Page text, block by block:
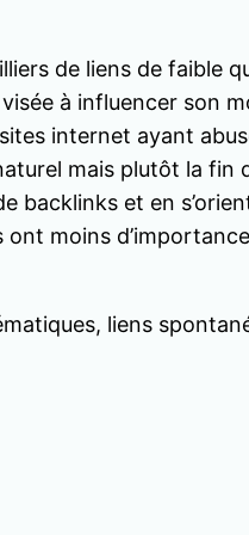
de liens de faible
à influencer son
internet ayant
mais plutôt la fin
backlinks et en
ont moins
liens